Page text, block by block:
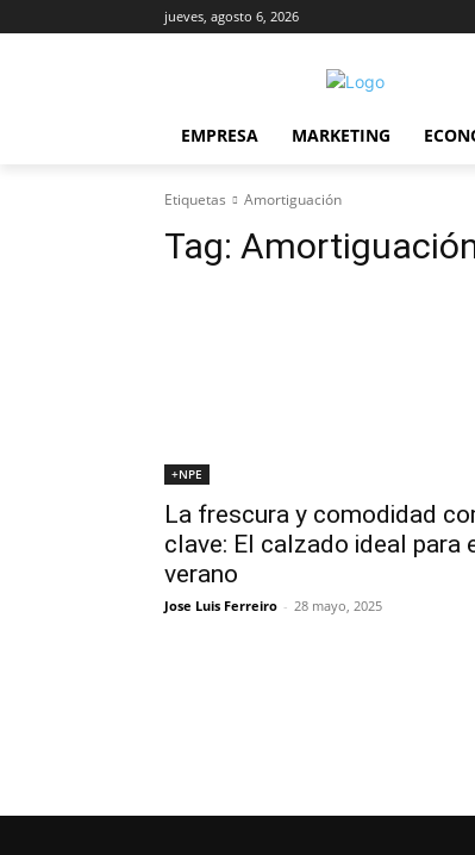
jueves, agosto 6, 2026
EMPRESA MARKETING
Etiquetas Amortiguación
Tag:
+NPE
La frescura y comodidad
clave: El calzado ideal para
verano
Jose Luis Ferreiro - 28 mayo, 2025